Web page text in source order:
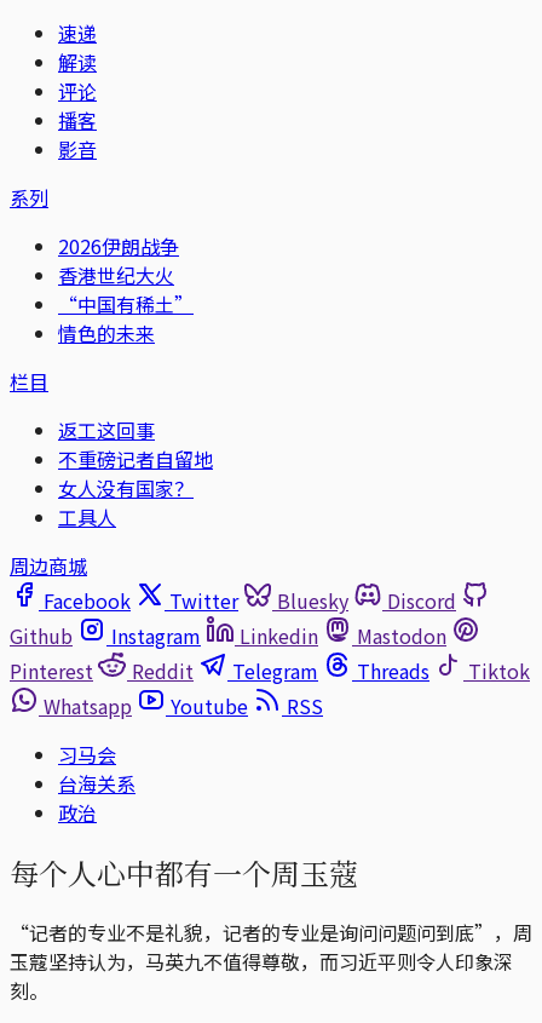
速递
解读
评论
播客
影音
系列
2026伊朗战争
香港世纪大火
“中国有稀土”
情色的未来
栏目
返工这回事
不重磅记者自留地
女人没有国家？
工具人
周边商城
Facebook
Twitter Bluesky
Discord
Github
Instagram Linkedin
Mastodon
Pinterest
Reddit Telegram Threads
Tiktok
Whatsapp
Youtube
RSS
习马会
台海关系
政治
每个人心中都有一个周玉蔻
“记者的专业不是礼貌，记者的专业是询问问题问到底”，周
玉蔻坚持认为，马英九不值得尊敬，而习近平则令人印象深
刻。